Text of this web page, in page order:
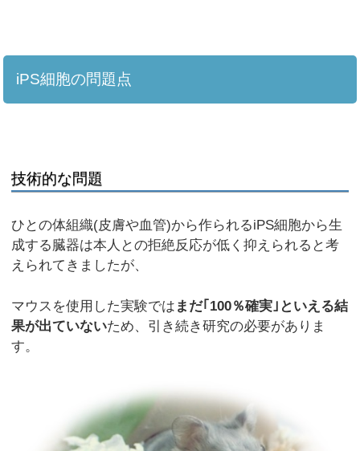
iPS細胞の問題点
技術的な問題
ひとの体組織(皮膚や血管)から作られるiPS細胞から生
成する臓器は本人との拒絶反応が低く抑えられると考
えられてきましたが、
マウスを使用した実験では まだ｢100％確実｣といえる結
果が出ていないため、引き続き研究の必要がありま
す。